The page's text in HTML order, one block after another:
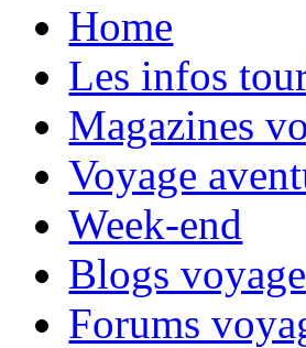
Home
Les infos
Magazines
Voyage
Week-end
Blogs voyage
Forums